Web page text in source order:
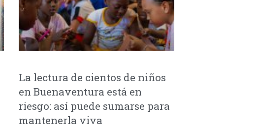
La lectura de cientos de niños
en Buenaventura está en
riesgo: así puede sumarse para
mantenerla viva